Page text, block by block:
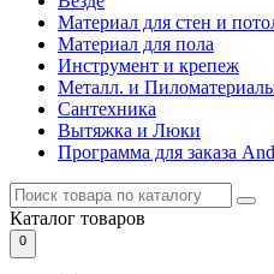
Материал для стен и
Материал для пола
Инструмент и крепеж
Металл. и
Сантехника
Вытяжка и Люки
Программа для заказа
Каталог товаров
0